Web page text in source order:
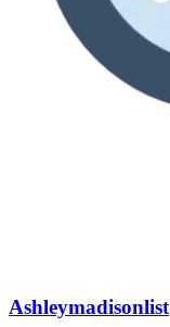
Ashleymadisonlist